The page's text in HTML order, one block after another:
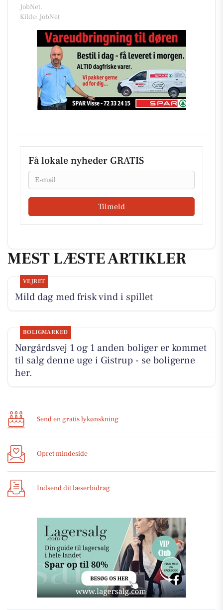
JobNet.
Kilde: JobNet
Få lokale nyheder GRATIS
Email
Tilmeld
MEST LÆSTE ARTIKLER
VEJRET
Mild dag med frisk vind i spillet
BOLIGMARKED
Nørgårdsvej 1 og 1 anden boliger er kommet
til salg denne uge i Gistrup - se boligerne
her.
Send en gratis lykønskning
Opret mindeside
Indsend dit læserbidrag